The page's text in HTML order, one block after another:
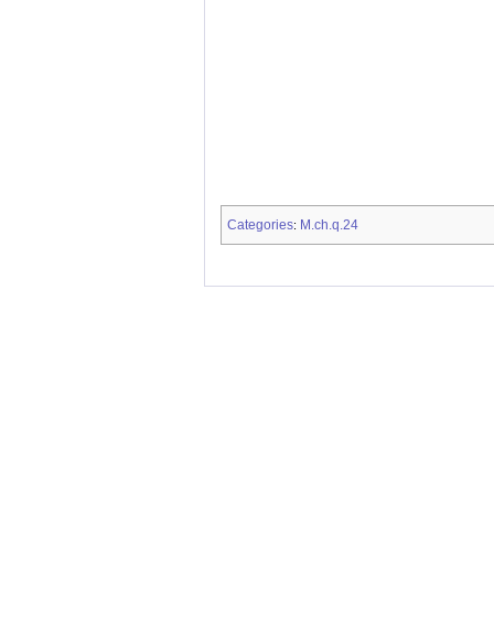
Categories: M.ch.q.24